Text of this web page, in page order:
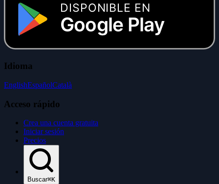
DISPONIBLE EN
Google Play
Idioma
EnglishEspañolCatalà
Acceso rápido
Crea una cuenta gratuita
Iniciar sesión
Precios
Buscar⌘K